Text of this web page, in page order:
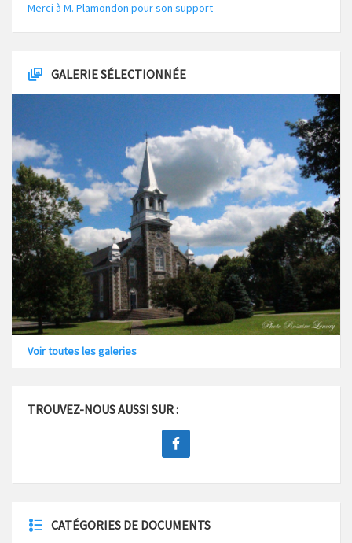
Merci à M. Plamondon pour son support
GALERIE SÉLECTIONNÉE
Voir toutes les galeries
TROUVEZ-NOUS AUSSI SUR :
CATÉGORIES DE DOCUMENTS